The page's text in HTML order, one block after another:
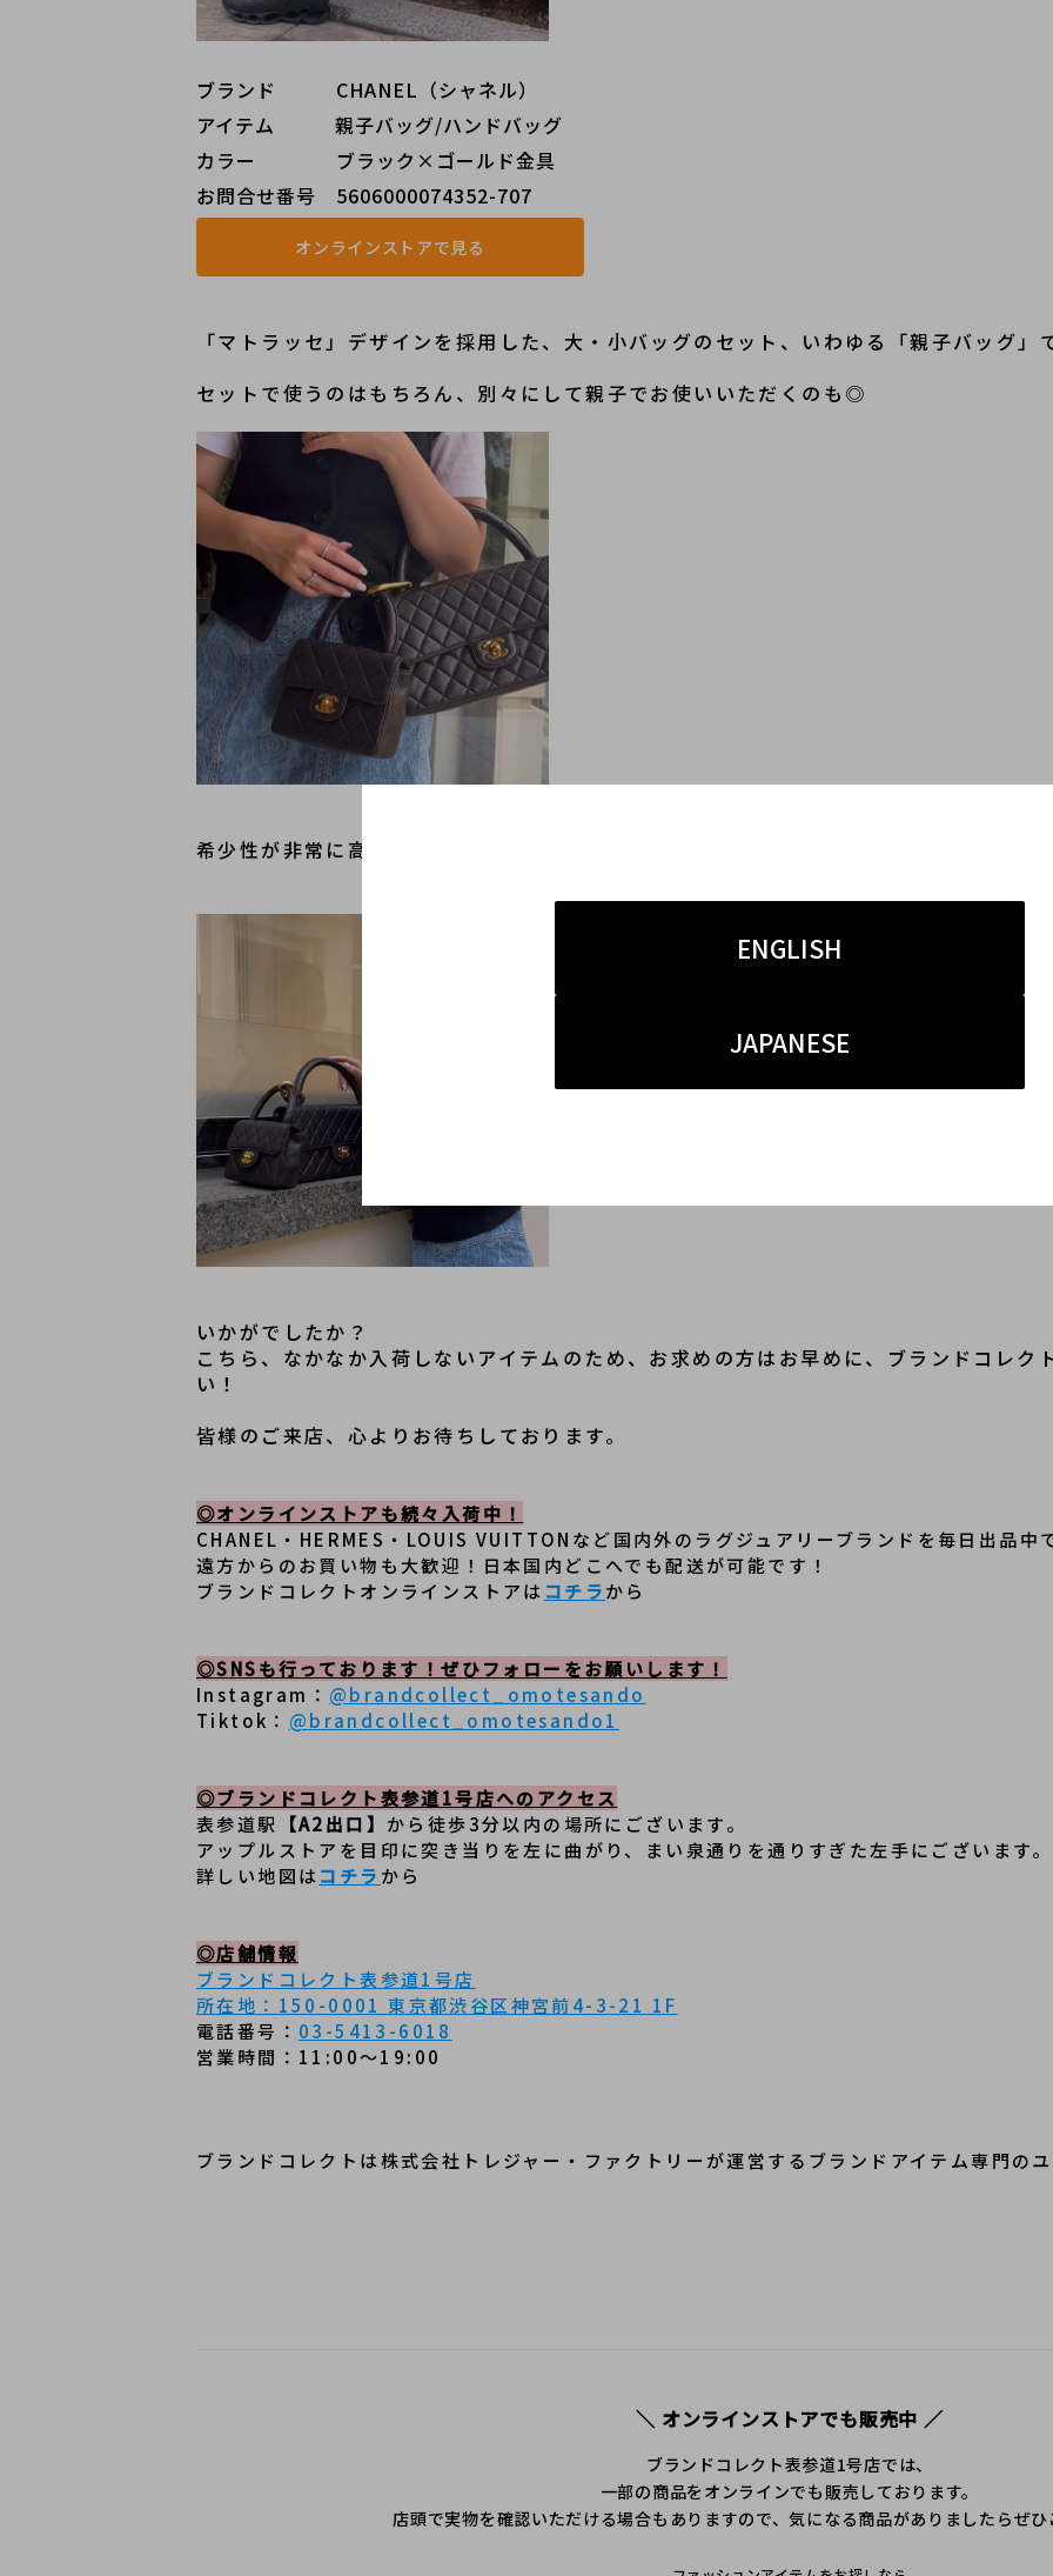
ENGLISH
JAPANESE
ブランド   CHANEL（シャネル）
アイテム   親子バッグ/ハンドバッグ
カラー    ブラック×ゴールド金具
お問合せ番号 5606000074352-707
オンラインストアで見る
「マトラッセ」デザインを採用した、大・小バッグのセット、いわゆる「親子バッグ」
セットで使うのはもちろん、別々にして親子でお使いいただくのも◎
希少性が非常に高いため、人と被りたくない方におすすめです♪
いかがでしたか？
こちら、なかなか入荷しないアイテムのため、お求めの方はお早めに、ブランドコレ
い！
皆様のご来店、心よりお待ちしております。
◎オンラインストアも続々入荷中！
CHANEL・HERMES・LOUIS VUITTONなど国内外のラグジュアリーブランドを毎日出品中
遠方からのお買い物も大歓迎！日本国内どこへでも配送が可能です！
ブランドコレクトオンラインストアは コチラから
◎SNSも行っております！ぜひフォローをお願いします！
Instagram： @brandcollect_omotesando
Tiktok： @brandcollect_omotesando1
◎ブランドコレクト表参道1号店へのアクセス
表参道駅
【A2出口】 から徒歩3分以内の場所にございます。
アップルストアを目印に突き当りを左に曲がり、まい泉通りを通りすぎた左手にございます。
詳しい地図はコチラ から
◎店舗情報
ブランドコレクト表参道1号店
所在地：150-0001 東京都渋谷区神宮前4-3-21 1F
電話番号： 03-5413-6018
営業時間：11:00～19:00
ブランドコレクトは株式会社トレジャー・ファクトリーが運営するブランドアイテム専門の
＼ オンラインストアでも販売中 ／
ブランドコレクト表参道1号店では、
一部の商品をオンラインでも販売しております。
店頭で実物を確認いただける場合もありますので、気になる商品がありましたらぜ